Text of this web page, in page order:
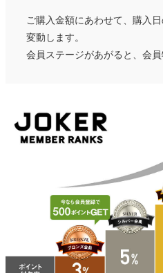
ご購入金額にあわせて、購入
変動します。
会員ステージがあがると、会員